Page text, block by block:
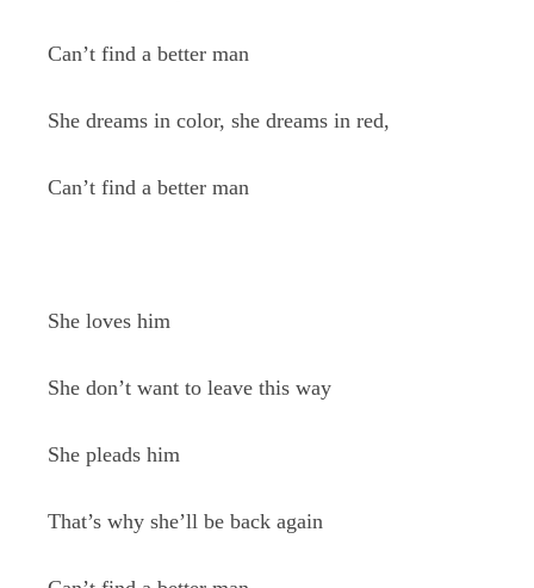
Can’t find a better man
She dreams in color, she dreams in red,
Can’t find a better man
She loves him
She don’t want to leave this way
She pleads him
That’s why she’ll be back again